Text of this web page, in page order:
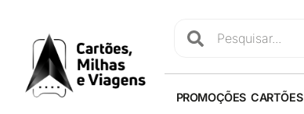
PROMOÇÕES CARTÕES